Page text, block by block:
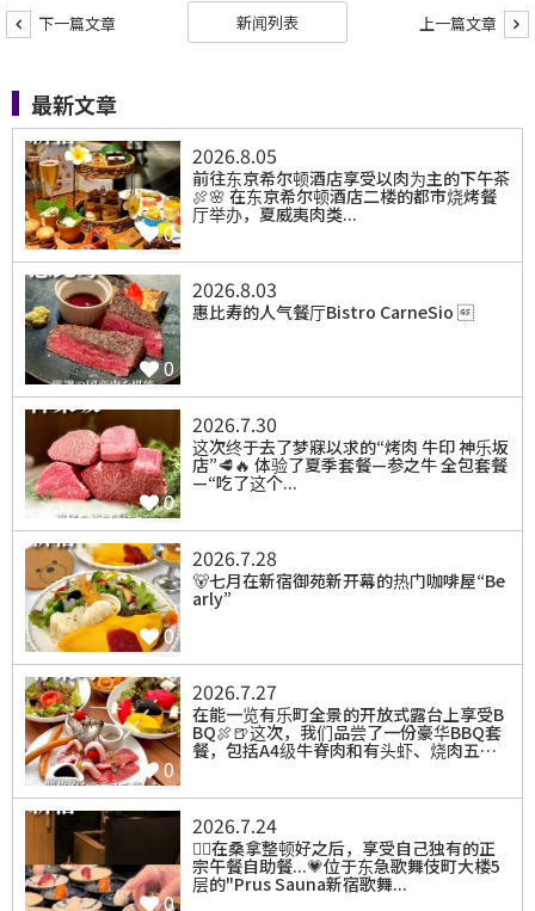
下一篇文章 新闻列表 上一篇文章
最新文章
0
2026.8.05
前往东京希尔顿酒店享受以肉为主的下午茶
🍖🌸 在东京希尔顿酒店二楼的都市烧烤餐
厅举办，夏威夷肉类...
0
2026.8.03
惠比寿的人气餐厅Bistro CarneSio
0
2026.7.30
⁡这次终于去了梦寐以求的“烤肉 牛印 神乐坂
店”🥩🔥 体验了夏季套餐—参之牛 全包套餐
—“吃了这个...
0
2026.7.28
⁡🐻七月在新宿御苑新开幕的热门咖啡屋“Be
arly”
0
2026.7.27
在能一览有乐町全景的开放式露台上享受B
BQ🍖🍺这次，我们品尝了一份豪华BBQ套
餐，包括A4级牛脊肉和有头虾、烧肉五…
0
2026.7.24
⁡🧖‍♀️在桑拿整顿好之后，享受自己独有的正
宗午餐自助餐...💗位于东急歌舞伎町大楼5
层的"Prus Sauna新宿歌舞...